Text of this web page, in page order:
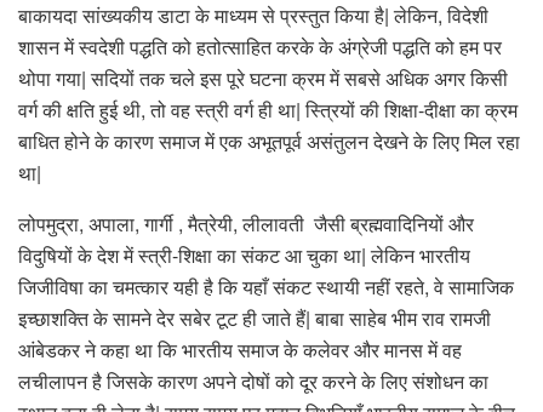
बाकायदा सांख्यकीय डाटा के माध्यम से प्रस्तुत किया है| लेकिन, विदेशी
शासन में स्वदेशी पद्धति को हतोत्साहित करके के अंग्रेजी पद्धति को हम पर
थोपा गया| सदियों तक चले इस पूरे घटना क्रम में सबसे अधिक अगर किसी
वर्ग की क्षति हुई थी, तो वह स्त्री वर्ग ही था| स्त्रियों की शिक्षा-दीक्षा का क्रम
बाधित होने के कारण समाज में एक अभूतपूर्व असंतुलन देखने के लिए मिल रहा
था|
लोपमुद्रा, अपाला, गार्गी , मैत्रेयी, लीलावती जैसी ब्रह्मवादिनियों और
विदुषियों के देश में स्त्री-शिक्षा का संकट आ चुका था| लेकिन भारतीय
जिजीविषा का चमत्कार यही है कि यहाँ संकट स्थायी नहीं रहते, वे सामाजिक
इच्छाशक्ति के सामने देर सबेर टूट ही जाते हैं| बाबा साहेब भीम राव रामजी
आंबेडकर ने कहा था कि भारतीय समाज के कलेवर और मानस में वह
लचीलापन है जिसके कारण अपने दोषों को दूर करने के लिए संशोधन का